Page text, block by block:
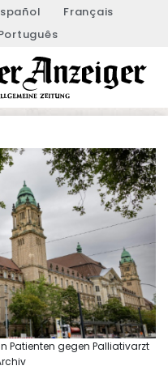
Français
Patienten gegen Palliativarzt